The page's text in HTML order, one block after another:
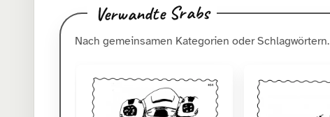
Verwandte Srabs
Nach gemeinsamen Kategorien oder Schlagwörtern.